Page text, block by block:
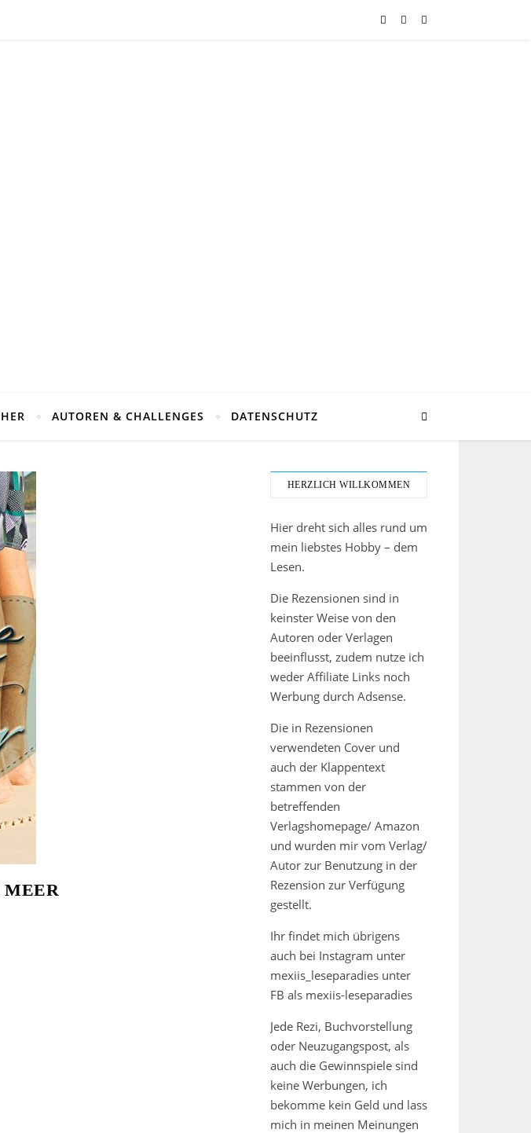
AUTOREN & CHALLENGES DATENSCHUTZ
MEER
HERZLICH WILLKOMMEN
Hier dreht sich alles rund um
mein liebstes Hobby – dem
Lesen.
Die Rezensionen sind in
keinster Weise von den
Autoren oder Verlagen
beeinflusst, zudem nutze ich
weder Affiliate Links noch
Werbung durch Adsense.
Die in Rezensionen
verwendeten Cover und
auch der Klappentext
stammen von der
betreffenden
Verlagshomepage/ Amazon
und wurden mir vom Verlag/
Autor zur Benutzung in der
Rezension zur Verfügung
gestellt.
Ihr findet mich übrigens
auch bei Instagram unter
mexiis_leseparadies unter
FB als mexiis-leseparadies
Jede Rezi, Buchvorstellung
oder Neuzugangspost, als
auch die Gewinnspiele sind
keine Werbungen, ich
bekomme kein Geld und lass
mich in meinen Meinungen